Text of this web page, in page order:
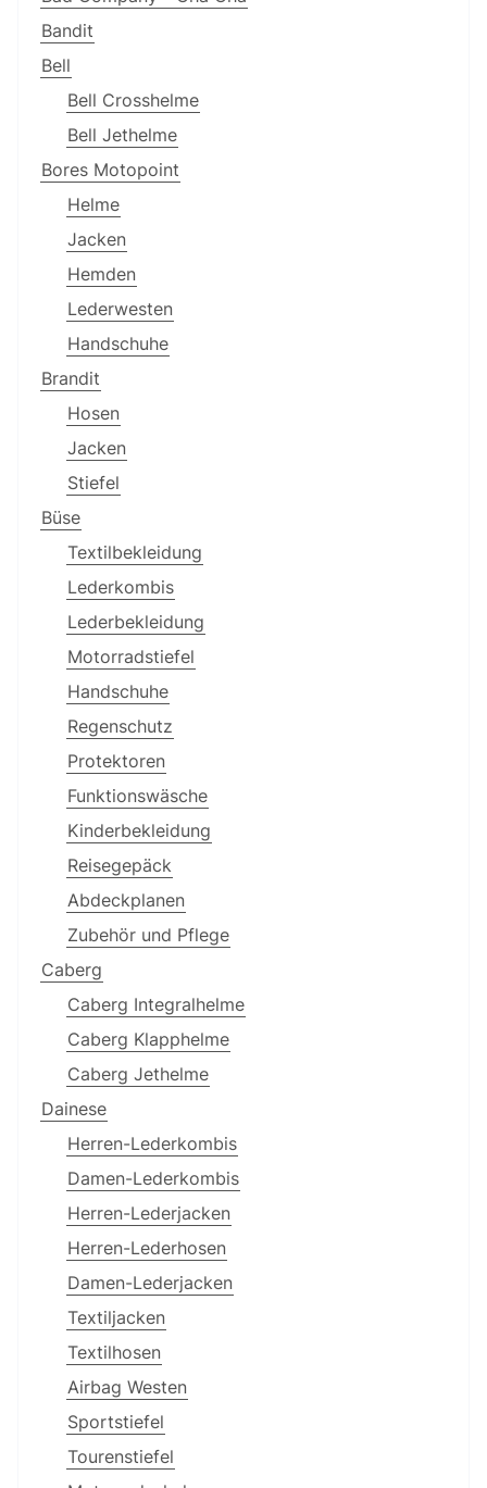
Bandit
Bell
Bell Crosshelme
Bell Jethelme
Bores Motopoint
Helme
Jacken
Hemden
Lederwesten
Handschuhe
Brandit
Hosen
Jacken
Stiefel
Büse
Textilbekleidung
Lederkombis
Lederbekleidung
Motorradstiefel
Handschuhe
Regenschutz
Protektoren
Funktionswäsche
Kinderbekleidung
Reisegepäck
Abdeckplanen
Zubehör und Pflege
Caberg
Caberg Integralhelme
Caberg Klapphelme
Caberg Jethelme
Dainese
Herren-Lederkombis
Damen-Lederkombis
Herren-Lederjacken
Herren-Lederhosen
Damen-Lederjacken
Textiljacken
Textilhosen
Airbag Westen
Sportstiefel
Tourenstiefel